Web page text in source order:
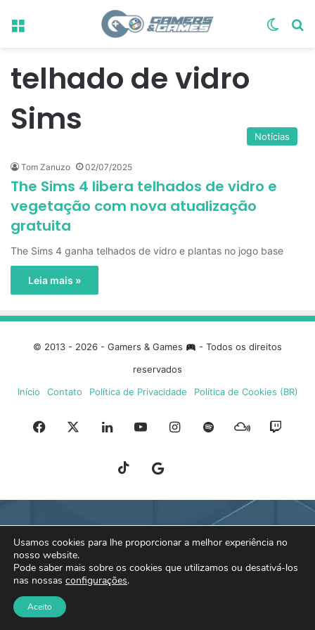
Menu
telhado de vidro
Sims
Notícias
Tom Zanuzo 02/07/2025
The Sims 4 libera telhados de vidro e
vegetação com nova atualização
gratuita
The Sims 4 ganha telhados de vidro e plantas no jogo base
Leia mais »
© 2013 - 2026 - Gamers & Games
- Todos os direitos
reservados
Início
Contato Política de Privacidade Política de Cookies (BR)
Facebook LinkedinYouTubeInstagram
SpotifyMixcloud
TikTokGoogle
NewsSky
Usamos cookies para lhe proporcionar a melhor experiência no
nosso website.
Pode saber mais sobre os cookies que utilizamos ou desativá-los
nas nossas configurações.
Aceito